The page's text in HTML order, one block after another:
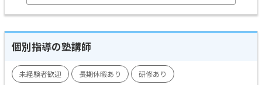
個別指導の塾講師
未経験者歓迎 長期休暇あり
研修あり